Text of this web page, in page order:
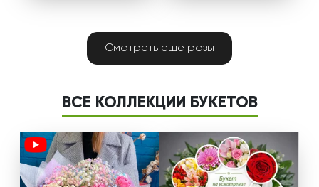
Смотреть еще розы
ВСЕ КОЛЛЕКЦИИ БУКЕТОВ